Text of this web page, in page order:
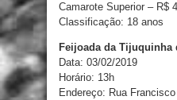
Camarote Superior – R$
Classificação: 18 anos
Feijoada da Tijuquinha
Data: 03/02/2019
Horário: 13h
Endereço: Rua